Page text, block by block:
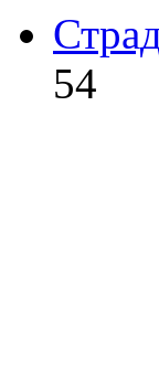
54